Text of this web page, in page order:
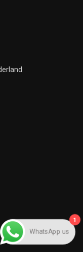
1
WhatsApp us